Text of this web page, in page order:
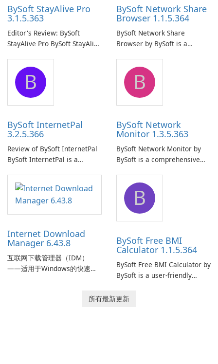
BySoft StayAlive Pro
3.1.5.363
Editor's Review: BySoft
StayAlive Pro BySoft StayAlive
application designed to
ensure the continuous and
uninterrupted operation of
your computer system.
BySoft Network Share
Browser 1.1.5.364
BySoft Network Share
Browser by BySoft is a
application that allows users
to easily browse and manage
shared folders on their
network.
B
BySoft InternetPal
3.2.5.366
Review of BySoft InternetPal
BySoft InternetPal is a
application designed to
monitor your internet
connection and provide real-
time insights into its
B
BySoft Network
Monitor 1.3.5.363
BySoft Network Monitor by
BySoft is a comprehensive
designed to help businesses
effectively manage their
network infrastructure.
Internet Download
Manager 6.43.8
互联网下载管理器（IDM）
——适用于Windows的快速可
Microsoft Windows 的历史悠
B
BySoft Free BMI
Calculator 1.1.5.364
BySoft Free BMI Calculator by
BySoft is a user-friendly
designed to help you
所有最新更新